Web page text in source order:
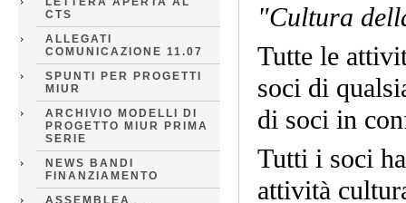
CTS
ALLEGATI
COMUNICAZIONE 11.07
SPUNTI PER PROGETTI
MIUR
ARCHIVIO MODELLI DI
PROGETTO MIUR PRIMA
SERIE
NEWS BANDI
FINANZIAMENTO
ASSEMBLEA
"Cultura
Tutte le
soci di
di soci in
Tutti i soci
attività